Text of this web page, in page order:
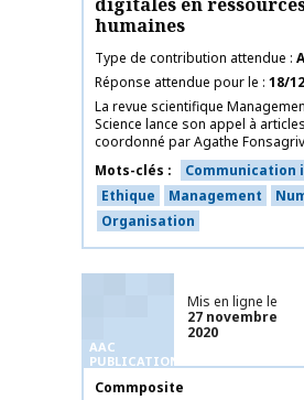
humaines
Type de contribution attendue
Réponse attendue pour le 18/
La revue scientifique
Science lance son appel à
coordonné par Agathe
Mots-clés
Communication
Ethique
Management
Organisation
AAC
PUBLICATIONS
Mis en ligne le
27 novembre
2020
Nom de la publication
Commposite